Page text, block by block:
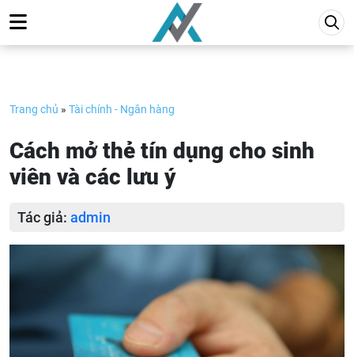
to
content
Trang chủ » Tài chính - Ngân hàng
Cách mở thẻ tín dụng cho sinh
viên và các lưu ý
Tác giả: admin